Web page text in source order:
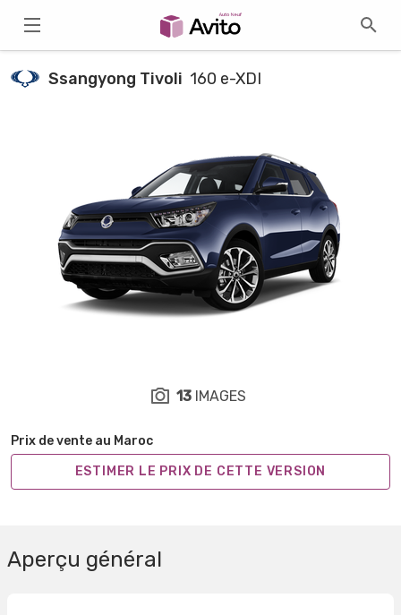
Ssangyong Tivoli 160 e-XDI
Prix de vente au Maroc
ESTIMER LE PRIX DE CETTE VERSION
13 IMAGES
Aperçu général